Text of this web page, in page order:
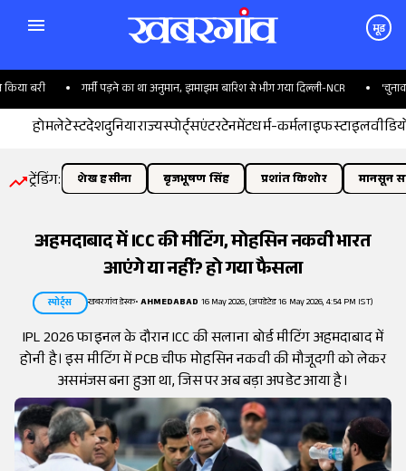
मूड
बरी गर्मी पड़ने का था अनुमान, झमाझम बारिश से भीग गया दिल्ली-NCR 'चुनाव
होमलेटेस्टदेशदुनियाराज्यस्पोर्ट्सएंटरटेनमेंटधर्म-कर्मलाइफस्टाइल
ट्रेंडिंग: शेख हसीना बृजभूषण सिंह प्रशांत किशोर मानसून
अहमदाबाद में ICC की मीटिंग, मोहसिन नकवी भारत
आएंगे या नहीं? हो गया फैसला
स्पोर्ट्स खबरगांव डेस्क•AHMEDABAD 16 May 2026, (अपडेटेड 16 May 2026, 4:54 PM IST)
IPL 2026 फाइनल के दौरान ICC की सलाना बोर्ड मीटिंग अहमदाबाद में
होनी है। इस मीटिंग में PCB चीफ मोहसिन नकवी की मौजूदगी को लेकर
असमंजस बना हुआ था, जिस पर अब बड़ा अपडेट आया है।